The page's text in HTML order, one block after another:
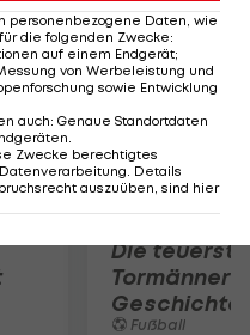
Die
Tormänner
Geschichte
Fußball
personenbezogene Daten, wie
die folgenden Zwecke:
auf einem Endgerät;
von Werbeleistung und
sowie Entwicklung
auch: Genaue Standortdaten
.
Zwecke berechtigtes
Details
auszuüben, sind hier